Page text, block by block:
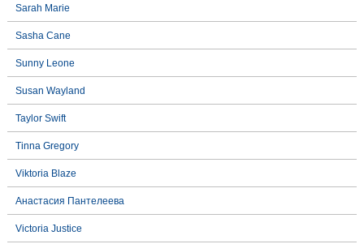
Sarah Marie
Sasha Cane
Sunny Leone
Susan Wayland
Taylor Swift
Tinna Gregory
Viktoria Blaze
Анастасия Пантелеева
Victoria Justice